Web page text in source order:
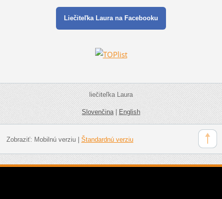
Liečiteľka Laura na Facebooku
liečiteľka Laura
Slovenčina|English
Zobraziť: Mobilnú verziu| Štandardnú verziu